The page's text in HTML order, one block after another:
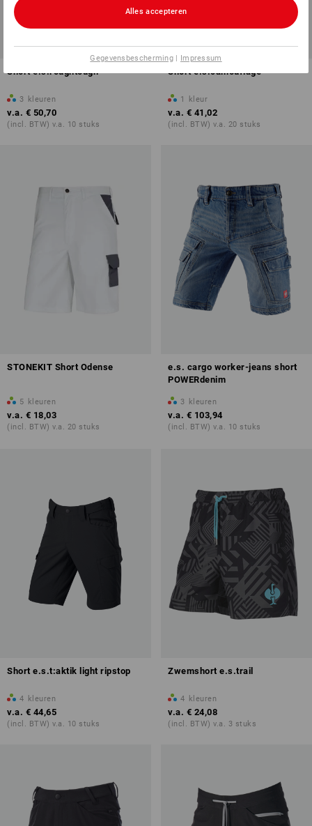
Short e.s.roughtough
3 kleuren
v.a. € 50,70
(incl. BTW) v.a. 10 stuks
Short e.s.camouflage
1 kleur
v.a. € 41,02
(incl. BTW) v.a. 20 stuks
STONEKIT Short Odense
5 kleuren
v.a. € 18,03
(incl. BTW) v.a. 20 stuks
e.s. cargo worker-jeans short
POWERdenim
3 kleuren
v.a. € 103,94
(incl. BTW) v.a. 10 stuks
Short e.s.t:aktik light ripstop
4 kleuren
v.a. € 44,65
(incl. BTW) v.a. 10 stuks
Zwemshort e.s.trail
4 kleuren
v.a. € 24,08
(incl. BTW) v.a. 3 stuks
Alles accepteren
Gegevensbescherming | Impressum